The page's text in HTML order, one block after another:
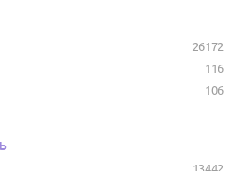
26172
116
106
13442